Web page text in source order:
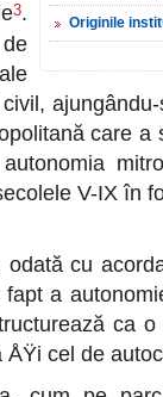
Originile
3.
care a
V-IX în
cu
a
ca
cel de